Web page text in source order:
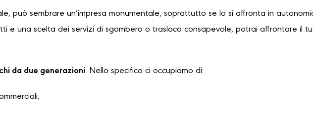
può sembrare un’impresa monumentale, soprattutto se lo si affronta in
e una scelta dei servizi di sgombero o trasloco consapevole, potrai affrontare il
da due generazioni. Nello specifico ci occupiamo di: